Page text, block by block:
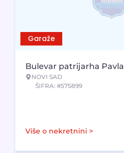
Garaže
Bulevar patrijarha Pavla
NOVI SAD
ŠIFRA: #575899
Više o nekretnini >